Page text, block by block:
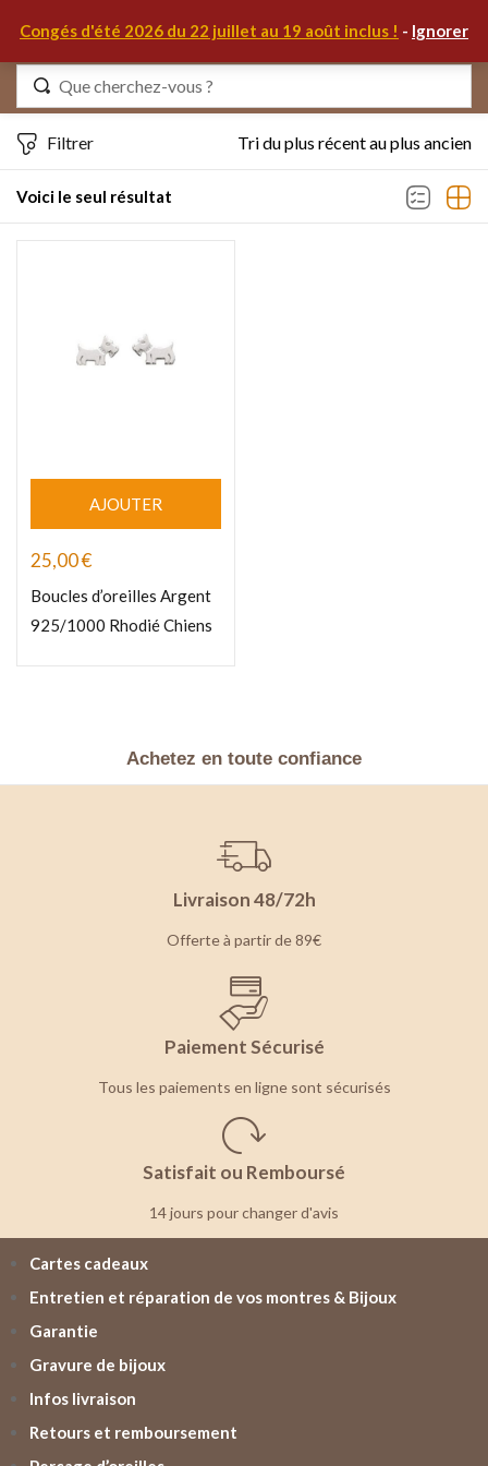
Congés d'été 2026 du 22 juillet au 19 août inclus ! - Ignorer
Voici le seul résultat
Filtrer Tri du plus récent au plus ancien
AJOUTER
25,00€
Boucles d’oreilles Argent
925/1000 Rhodié Chiens
Achetez en toute confiance
Livraison 48/72h
Offerte à partir de 89€
Paiement Sécurisé
Tous les paiements en ligne sont sécurisés
Satisfait ou Remboursé
14 jours pour changer d'avis
Cartes cadeaux
Entretien et réparation de vos montres & Bijoux
Garantie
Gravure de bijoux
Infos livraison
Retours et remboursement
Identifiez-vous